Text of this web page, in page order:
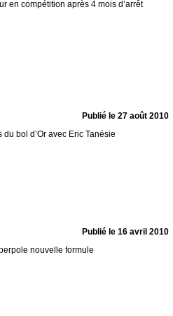
en compétition après 4 mois d’arrêt
Publié le 27 août 2010
bol d’Or avec Eric Tanésie
Publié le 16 avril 2010
nouvelle formule